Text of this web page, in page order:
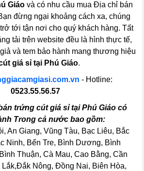
Giáo và có nhu cầu mua Địa chỉ bán
đừng ngại khoảng cách xa, chúng
tới tận nơi cho quý khách hàng. Tất
tải trên website đều là hình thực tế,
và tem bảo hành mang thương hiệu
giá sỉ tại Phú Giáo.
- Hotline:
0523.55.56.57
trứng cút giá sỉ tại Phú Giáo có
Trong cả nước bao gồm:
An Giang, Vũng Tàu, Bạc Liêu, Bắc
Ninh, Bến Tre, Bình Dương, Bình
Thuận, Cà Mau, Cao Bằng, Cần
Nông, Đồng Nai, Biên Hòa,